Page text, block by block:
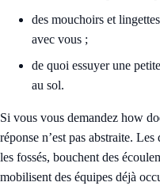
des mouchoirs et
avec vous ;
de quoi essuyer une
au sol.
Si vous vous demandez how
réponse n’est pas abstraite.
les fossés, bouchent des
mobilisent des équipes déjà